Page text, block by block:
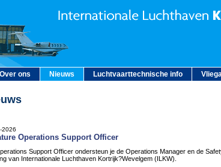
Over ons Nieuws Luchtvaarttechnische info
2026
Operations Support Officer
Support Officer ondersteun je de Operations Manager en de
van Internationale Luchthaven Kortrijk?Wevelgem (ILKW).